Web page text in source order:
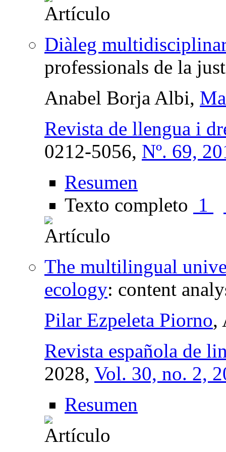
Diàleg
professionals de la
Anabel Borja Albi,
Revista de llengua i
0212-5056, Nº. 69,
Resumen
Texto completo 1
The multilingual
ecology: content
Pilar Ezpeleta Piorno,
Revista española de
2028, Vol. 30, no. 2,
Resumen